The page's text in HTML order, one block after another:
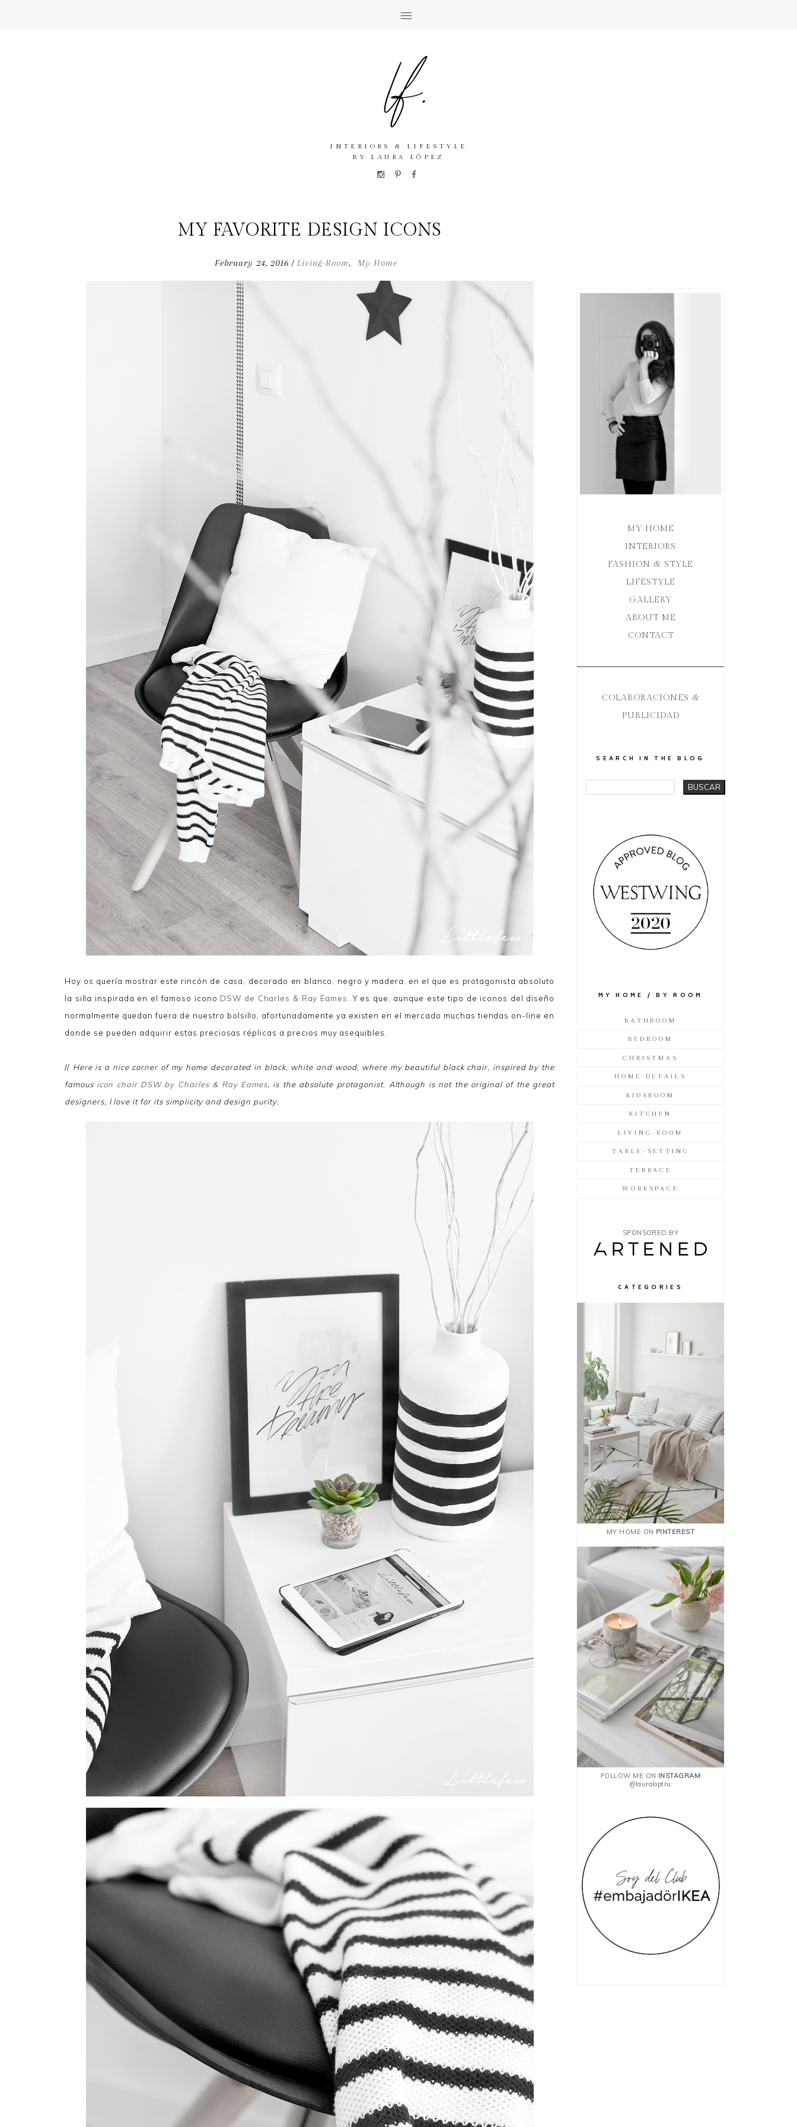
INTERIORS & LIFESTYLE
BY LAURA LÓPEZ
MY FAVORITE DESIGN ICONS
February 24, 2016 Living-Room, My Home
Hoy os quería mostrar este rincón de casa, decorado en blanco, negro y madera, en el que es protagonista absoluto
la silla inspirada en el famoso icono DSW de Charles & Ray Eames
. Y es que, aunque este tipo de iconos del diseño
normalmente quedan fuera de nuestro bolsillo, afortunadamente ya existen en el mercado muchas tiendas on-line en
donde se pueden adquirir estas preciosas réplicas a precios muy asequibles.
// Here is a nice corner of my home decorated in black, white and wood, where my beautiful black chair, inspired by the
famous icon chair DSW by Charles & Ray Eames, is the absolute protagonist. Although is not the original of the great
designers, I love it for its simplicity and design purity.
MY HOME
INTERIORS
FASHION & STYLE
LIFESTYLE
GALLERY
ABOUT ME
CONTACT
COLABORACIONES &
PUBLICIDAD
SEARCH IN THE BLOG
MY HOME / BY ROOM
BATHROOM
BEDROOM
CHRISTMAS
HOME DETAILS
KIDSROOM
KITCHEN
LIVING-ROOM
TABLE-SETTING
TERRACE
WORKSPACE
SPONSORED BY
CATEGORIES
MY HOME ON PINTEREST
FOLLOW ME ON INSTAGRAM
@lauraloptru